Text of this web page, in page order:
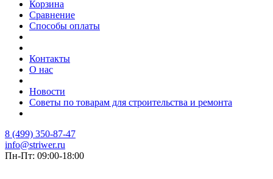
Корзина
Сравнение
Способы оплаты
Контакты
О нас
Новости
Советы по товарам для строительства и ремонта
8 (499) 350-87-47
info@striwer.ru
Пн-Пт: 09:00-18:00